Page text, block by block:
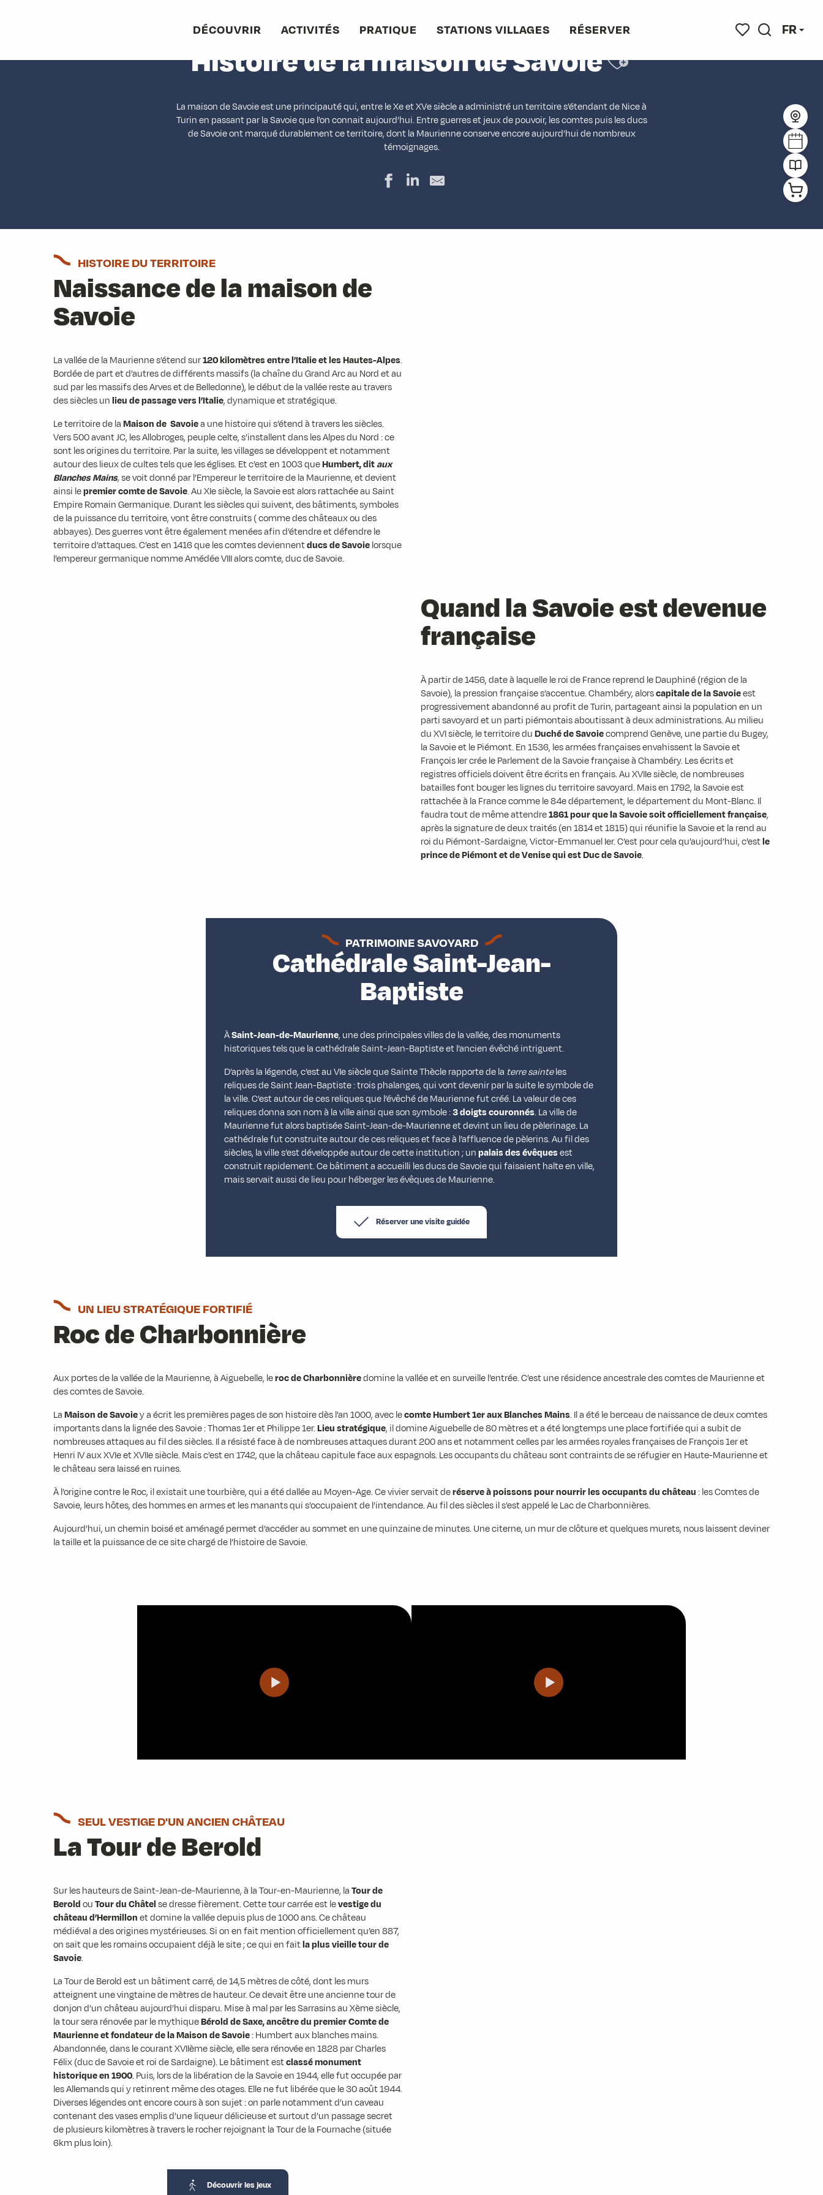
FR
DÉCOUVRIR ACTIVITÉS PRATIQUE STATIONS VILLAGES RÉSERVER
Histoire de la maison de SavoieAjouter aux
La maison de Savoie est une principauté qui, entre le Xe et XVe siècle a administré un territoire s’étendant de Nice à
Turin en passant par la Savoie que l’on connait aujourd’hui. Entre guerres et jeux de pouvoir, les comtes puis les ducs
de Savoie ont marqué durablement ce territoire, dont la Maurienne conserve encore aujourd’hui de nombreux
témoignages.
HISTOIRE DU TERRITOIRE
Naissance de la maison de
Savoie
La vallée de la Maurienne s’étend sur120 kilomètres entre l’Italie et les Hautes-Alpes.
Bordée de part et d’autres de différents massifs (la chaîne du Grand Arc au Nord et au
sud par les massifs des Arves et de Belledonne), le début de la vallée reste au travers
des siècles unlieu de passage vers l’Italie, dynamique et stratégique.
Le territoire de laMaison de Savoiea une histoire qui s’étend à travers les siècles.
Vers 500 avant JC, les Allobroges, peuple celte, s’installent dans les Alpes du Nord : ce
sont les origines du territoire. Par la suite, les villages se développent et notamment
autour des lieux de cultes tels que les églises. Et c’est en 1003 queHumbert, ditaux
Blanches Mains,se voit donné par l’Empereur le territoire de la Maurienne, et devient
ainsi lepremier comte de Savoie. Au XIe siècle, la Savoie est alors rattachée au Saint
Empire Romain Germanique. Durant les siècles qui suivent, des bâtiments, symboles
de la puissance du territoire, vont être construits ( comme des châteaux ou des
abbayes). Des guerres vont être également menées afin d’étendre et défendre le
territoire d’attaques. C’est en 1416 que les comtes deviennentducs de Savoielorsque
l’empereur germanique nomme Amédée VIII alors comte, duc de Savoie.
Quand la Savoie est devenue
française
À partir de 1456, date à laquelle le roi de France reprend le Dauphiné (région de la
Savoie), la pression française s’accentue. Chambéry, alorscapitale de la Savoieest
progressivement abandonné au profit de Turin, partageant ainsi la population en un
parti savoyard et un parti piémontais aboutissant à deux administrations. Au milieu
du XVI siècle, le territoire duDuché de Savoiecomprend Genève, une partie du Bugey,
la Savoie et le Piémont. En 1536, les armées françaises envahissent la Savoie et
François Ier crée le Parlement de la Savoie française à Chambéry. Les écrits et
registres officiels doivent être écrits en français. Au XVIIe siècle, de nombreuses
batailles font bouger les lignes du territoire savoyard. Mais en 1792, la Savoie est
rattachée à la France comme le 84e département, le département du Mont-Blanc. Il
faudra tout de même attendre1861 pour que la Savoie soit officiellement française,
après la signature de deux traités (en 1814 et 1815) qui réunifie la Savoie et la rend au
roi du Piémont-Sardaigne, Victor-Emmanuel Ier. C’est pour cela qu’aujourd’hui, c’estle
prince de Piémont et de Venise qui est Duc de Savoie.
PATRIMOINE SAVOYARD
Cathédrale Saint-Jean-
Baptiste
ÀSaint-Jean-de-Maurienne, une des principales villes de la vallée, des monuments
historiques tels que la cathédrale Saint-Jean-Baptiste et l’ancien évêché intriguent.
D’après la légende, c’est au VIe siècle que Sainte Thècle rapporte de la terre sainteles
reliques de Saint Jean-Baptiste : trois phalanges, qui vont devenir par la suite le symbole de
la ville. C’est autour de ces reliques que l’évêché de Maurienne fut créé. La valeur de ces
reliques donna son nom à la ville ainsi que son symbole :3 doigts couronnés. La ville de
Maurienne fut alors baptisée Saint-Jean-de-Maurienne et devint un lieu de pèlerinage. La
cathédrale fut construite autour de ces reliques et face à l’affluence de pèlerins. Au fil des
siècles, la ville s’est développée autour de cette institution ; unpalais des évêquesest
construit rapidement. Ce bâtiment a accueilli les ducs de Savoie qui faisaient halte en ville,
mais servait aussi de lieu pour héberger les évêques de Maurienne.
Réserver une visite guidée
UN LIEU STRATÉGIQUE FORTIFIÉ
Roc de Charbonnière
Aux portes de la vallée de la Maurienne, à Aiguebelle, leroc de Charbonnièredomine la vallée et en surveille l’entrée. C’est une résidence ancestrale des comtes de Maurienne et
des comtes de Savoie.
LaMaison de Savoiey a écrit les premières pages de son histoire dès l’an 1000, avec lecomte Humbert 1er aux Blanches Mains. Il a été le berceau de naissance de deux comtes
importants dans la lignée des Savoie : Thomas 1er et Philippe 1er.Lieu stratégique, il domine Aiguebelle de 80 mètres et a été longtemps une place fortifiée qui a subit de
nombreuses attaques au fil des siècles. Il a résisté face à de nombreuses attaques durant 200 ans et notamment celles par les armées royales françaises de François 1er et
Henri IV aux XVIe et XVIIe siècle. Mais c’est en 1742, que la château capitule face aux espagnols. Les occupants du château sont contraints de se réfugier en Haute-Maurienne et
le château sera laissé en ruines.
À l’origine contre le Roc, il existait une tourbière, qui a été dallée au Moyen-Age. Ce vivier servait deréserve à poissons pour nourrir les occupants du château: les Comtes de
Savoie, leurs hôtes, des hommes en armes et les manants qui s’occupaient de l’intendance. Au fil des siècles il s’est appelé le Lac de Charbonnières.
Aujourd’hui, un chemin boisé et aménagé permet d’accéder au sommet en une quinzaine de minutes. Une citerne, un mur de clôture et quelques murets, nous laissent deviner
la taille et la puissance de ce site chargé de l’histoire de Savoie.
SEUL VESTIGE D'UN ANCIEN CHÂTEAU
La Tour de Berold
Sur les hauteurs de Saint-Jean-de-Maurienne, à la Tour-en-Maurienne, laTour de
BeroldouTour du Châtelse dresse fièrement. Cette tour carrée est levestige du
château d’Hermillonet domine la vallée depuis plus de 1000 ans. Ce château
médiéval a des origines mystérieuses. Si on en fait mention officiellement qu’en 887,
on sait que les romains occupaient déjà le site ; ce qui en faitla plus vieille tour de
Savoie.
La Tour de Berold est un bâtiment carré, de 14,5 mètres de côté, dont les murs
atteignent une vingtaine de mètres de hauteur. Ce devait être une ancienne tour de
donjon d’un château aujourd’hui disparu. Mise à mal par les Sarrasins au Xème siècle,
la tour sera rénovée par le mythiqueBérold de Saxe, ancêtre du premier Comte de
Maurienne et fondateur de la Maison de Savoie: Humbert aux blanches mains.
Abandonnée, dans le courant XVIIème siècle, elle sera rénovée en 1828 par Charles
Félix (duc de Savoie et roi de Sardaigne). Le bâtiment estclassé monument
historique en 1900. Puis, lors de la libération de la Savoie en 1944, elle fut occupée par
les Allemands qui y retinrent même des otages. Elle ne fut libérée que le 30 août 1944.
Diverses légendes ont encore cours à son sujet : on parle notamment d’un caveau
contenant des vases emplis d’une liqueur délicieuse et surtout d’un passage secret
de plusieurs kilomètres à travers le rocher rejoignant la Tour de la Fournache (située
6km plus loin).
Découvrir les jeux